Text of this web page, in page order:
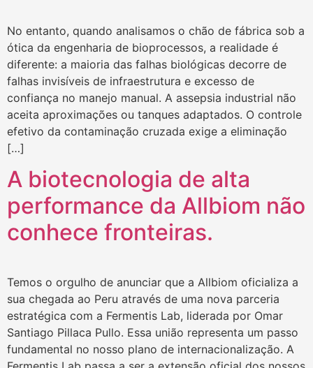
No entanto, quando analisamos o chão de fábrica sob a
ótica da engenharia de bioprocessos, a realidade é
diferente: a maioria das falhas biológicas decorre de
falhas invisíveis de infraestrutura e excesso de
confiança no manejo manual. A assepsia industrial não
aceita aproximações ou tanques adaptados. O controle
efetivo da contaminação cruzada exige a eliminação
[…]
A biotecnologia de alta
performance da Allbiom não
conhece fronteiras.
Temos o orgulho de anunciar que a Allbiom oficializa a
sua chegada ao Peru através de uma nova parceria
estratégica com a Fermentis Lab, liderada por Omar
Santiago Pillaca Pullo. Essa união representa um passo
fundamental no nosso plano de internacionalização. A